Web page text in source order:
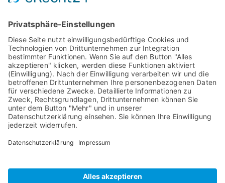
News
Artists
Unternehmen
Produktvergleich
PCI / PCI Express
Interfaces
Wandler
MADI
Mic Preamps
RME Zubehör
Software
Distributoren
RME Forum
Knowledge Base
Media Material
Ehemalige
Impressum